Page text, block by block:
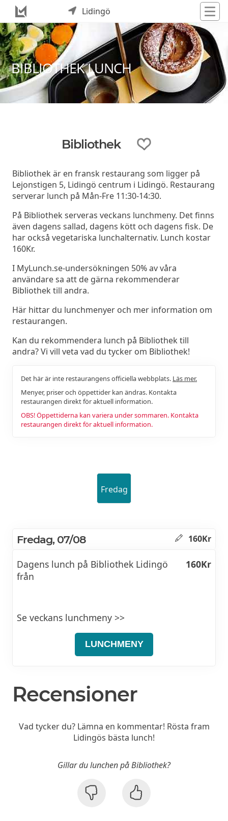
Lidingö
BIBLIOTHEK LUNCH
Bibliothek
Bibliothek är en fransk restaurang som ligger på
Lejonstigen 5, Lidingö centrum i Lidingö. Restaurang
serverar lunch på Mån-Fre 11:30-14:30.
På Bibliothek serveras veckans lunchmeny. Det finns
även dagens sallad, dagens kött och dagens fisk. De
har också vegetariska lunchalternativ. Lunch kostar
160Kr.
I MyLunch.se-undersökningen 50% av våra
användare sa att de gärna rekommenderar
Bibliothek till andra.
Här hittar du lunchmenyer och mer information om
restaurangen.
Kan du rekommendera lunch på Bibliothek till
andra? Vi vill veta vad du tycker om Bibliothek!
Det här är inte restaurangens officiella webbplats. Läs mer.
Menyer, priser och öppettider kan ändras. Kontakta
restaurangen direkt för aktuell information.
OBS! Öppettiderna kan variera under sommaren. Kontakta
restaurangen direkt för aktuell information.
Fredag
Fredag, 07/08 160Kr
Dagens lunch på Bibliothek Lidingö
från
160Kr
Se veckans lunchmeny >>
LUNCHMENY
Recensioner
Vad tycker du? Lämna en kommentar! Rösta fram
Lidingös bästa lunch!
Gillar du lunchen på Bibliothek?